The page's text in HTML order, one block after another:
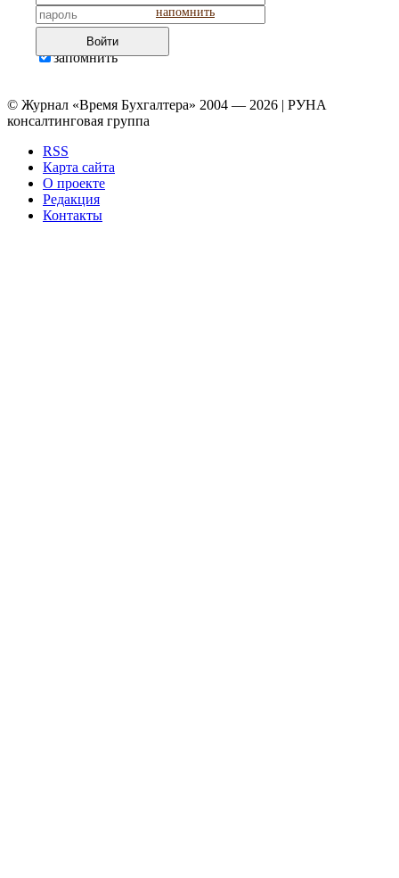
напомнить
Войти
запомнить
© Журнал «Время Бухгалтера» 2004 — 2026 | РУНА
консалтинговая группа
RSS
Карта сайта
О проекте
Редакция
Контакты